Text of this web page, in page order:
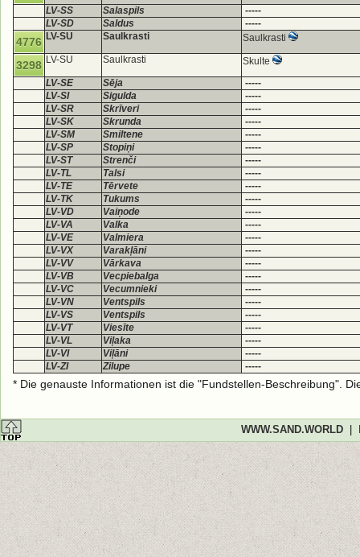
LV-SS
Salaspils
-----
LV-SD
Saldus -----
4776 LV-SU Saulkrasti Saulkrasti
3298 LV-SU Saulkrasti
Skulte
LV-SE
Sēja
-----
LV-SI
Sigulda
-----
LV-SR
Skrīveri
-----
LV-SK
Skrunda
-----
LV-SM
Smiltene
-----
LV-SP
Stopiņi
-----
LV-ST
Strenči
-----
LV-TL
Talsi
-----
LV-TE
Tērvete
-----
LV-TK
Tukums
-----
LV-VD
Vaiņode
-----
LV-VA
Valka
-----
LV-VE
Valmiera
-----
LV-VX
Varakļāni
-----
LV-VV
Vārkava
-----
LV-VB
Vecpiebalga
-----
LV-VC
Vecumnieki
-----
LV-VN
Ventspils
-----
LV-VS
Ventspils
-----
LV-VT
Viesīte
-----
LV-VL
Viļaka
-----
LV-VI
Viļāni
-----
LV-ZI
Zilupe -----
* Die genauste Informationen ist die "Fundstellen-Beschreibung".
WWW.SAND.WORLD|